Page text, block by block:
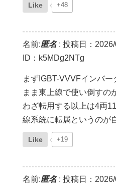
Like +48
名前:匿名: 投稿日：
ID：k5MDg2NTg
まずIGBT-VVVFインバ
まま東上線で使い倒すの
わざ転用する以上は4両
線系統に転属というのが
Like +19
名前:匿名: 投稿日：